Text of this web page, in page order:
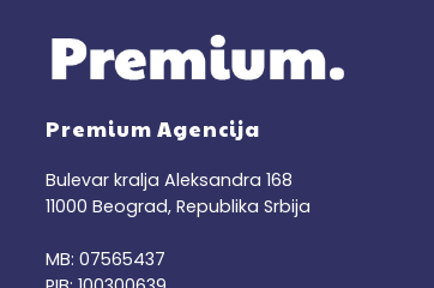
Premium Agencija
Bulevar kralja Aleksandra 168
11000 Beograd, Republika Srbija
MB: 07565437